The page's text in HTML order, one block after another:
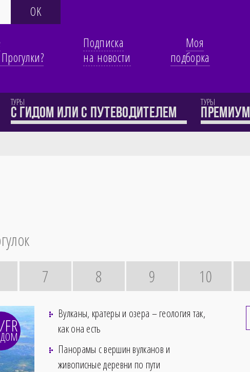
Подписка
на новости
Моя
подборка
7 8 9 10
Вулканы, кратеры и озера – геология так,
как она есть
Панорамы с вершин вулканов и
живописные деревни по пути
ТУРЫ
с гидом или с путеводителем
ТУРЫ
премиум